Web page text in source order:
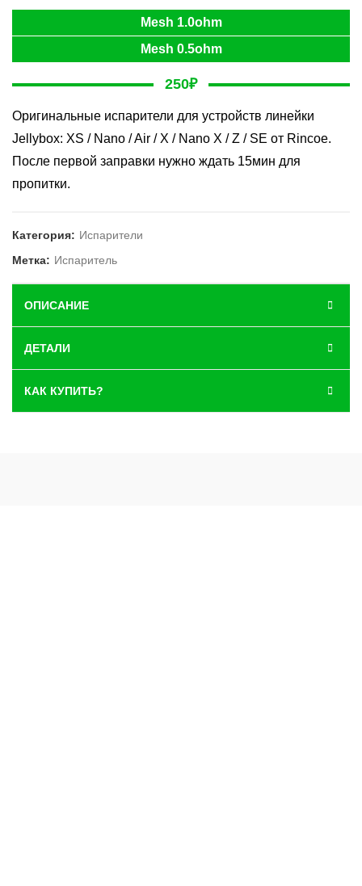
Mesh 1.0ohm
Mesh 0.5ohm
250₽
Оригинальные испарители для устройств линейки
Jellybox: XS / Nano / Air / X / Nano X / Z / SE от Rincoe.
После первой заправки нужно ждать 15мин для
пропитки.
Категория: Испарители
Метка: Испаритель
ОПИСАНИЕ
ДЕТАЛИ
КАК КУПИТЬ?